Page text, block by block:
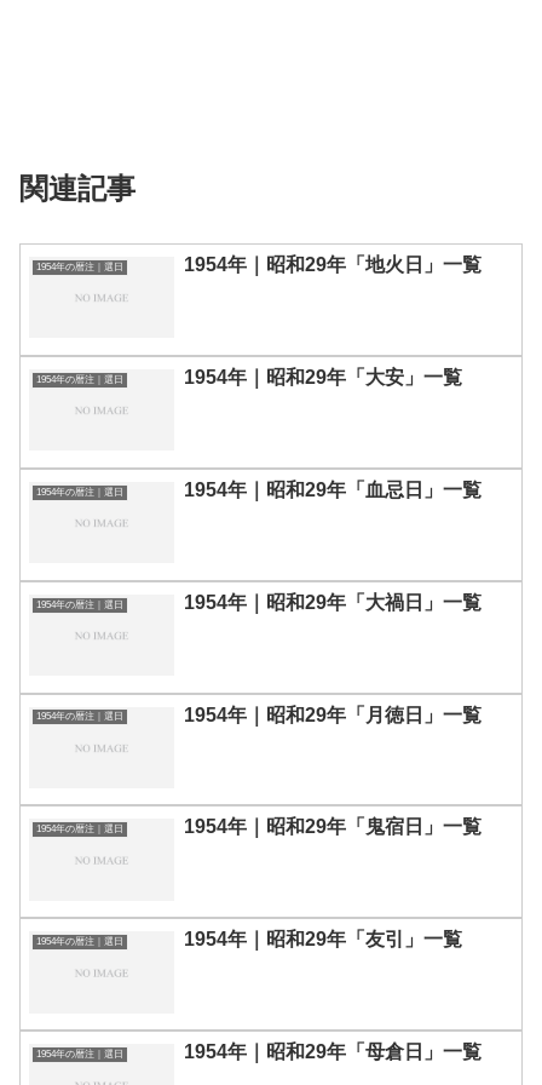
関連記事
1954年の暦注｜選日 1954年｜昭和29年「地火日」一覧
1954年の暦注｜選日 1954年｜昭和29年「大安」一覧
1954年の暦注｜選日 1954年｜昭和29年「血忌日」一覧
1954年の暦注｜選日 1954年｜昭和29年「大禍日」一覧
1954年の暦注｜選日 1954年｜昭和29年「月徳日」一覧
1954年の暦注｜選日 1954年｜昭和29年「鬼宿日」一覧
1954年の暦注｜選日 1954年｜昭和29年「友引」一覧
1954年の暦注｜選日 1954年｜昭和29年「母倉日」一覧